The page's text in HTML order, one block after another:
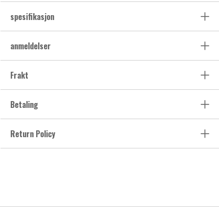
spesifikasjon
anmeldelser
Frakt
Betaling
Return Policy